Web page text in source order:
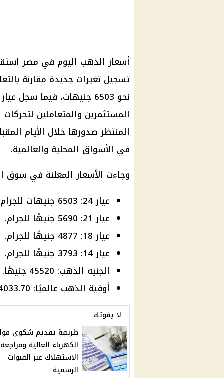
المستثمرين والمتعاملين لتحركات
المنتظر صدورها خلال الأيام
في الأسواق المحلية والعالمية.
وجاءت الأسعار المعلنة في سوق
عيار 24: 6503 جنيهات للجرام.
عيار 21: 5690 جنيهًا للجرام.
عيار 18: 4877 جنيهًا للجرام.
عيار 14: 3793 جنيهًا للجرام.
الجنيه الذهب: 45520 جنيهًا.
أوقية الذهب عالميًا: 4033.70 دولارًا.
لا يفوتك
طريقة تقديم شكوى
الكهرباء العالية ومراجعة
الاستهلاك عبر القنوات
الرسمية